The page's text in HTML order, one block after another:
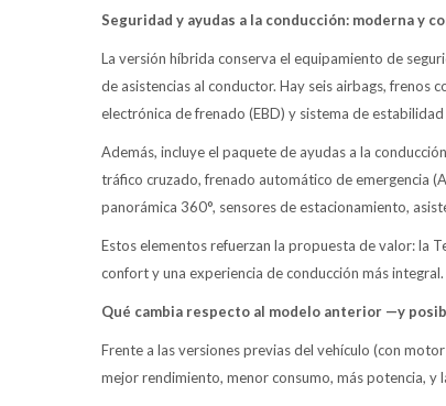
Seguridad y ayudas a la conducción: moderna y
La versión híbrida conserva el equipamiento de
de asistencias al conductor. Hay seis airbags, frenos
electrónica de frenado (EBD) y sistema de estabilidad
Además, incluye el paquete de ayudas a la
tráfico cruzado, frenado automático de emergencia
panorámica 360°, sensores de estacionamiento,
Estos elementos refuerzan la propuesta de valor: la
confort y una experiencia de conducción más integral.
Qué cambia respecto al modelo anterior —y
Frente a las versiones previas del vehículo (con
mejor rendimiento, menor consumo, más potencia,